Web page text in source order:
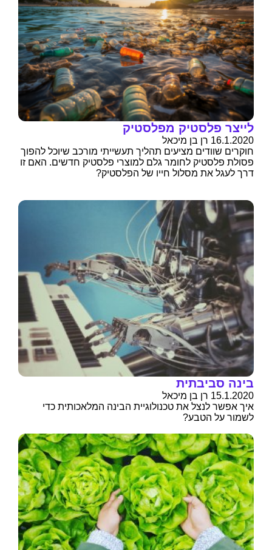
לייצר פלסטיק מפלסטיק
16.1.2020 רן בן מיכאל
חוקרים שוודים מציעים תהליך תעשייתי מורכב שיוכל להפוך
פסולת פלסטיק לחומר גלם למוצרי פלסטיק חדשים. האם זו
דרך לעגל את מסלול חייו של הפלסטיק?
בינה סביבתית
15.1.2020 רן בן מיכאל
איך אפשר לנצל את טכנולוגיית הבינה המלאכותית כדי
לשמור על הטבע?